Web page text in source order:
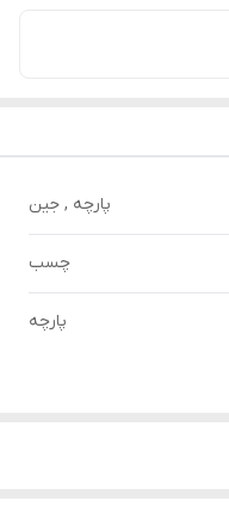
پارچه , جین
چسب
پارچه